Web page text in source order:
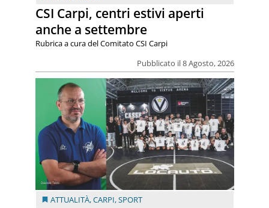
CSI Carpi, centri estivi aperti
anche a settembre
Pubblicato il 8 Agosto, 2026
Rubrica a cura del Comitato CSI Carpi
ATTUALITÀ,CARPI,SPORT